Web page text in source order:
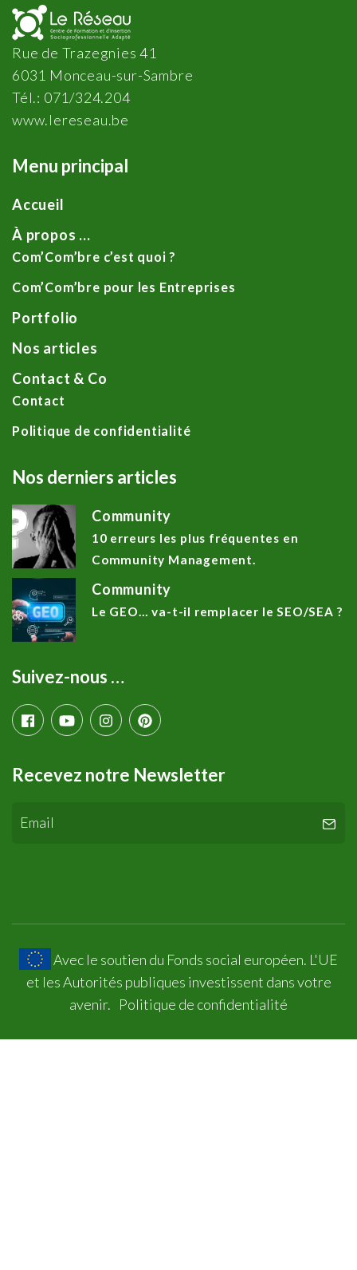
Rue de Trazegnies 41
6031 Monceau-sur-Sambre
Tél.: 071/324.204
www.lereseau.be
Menu principal
Accueil
À propos …
Com’Com’bre c’est quoi ?
Com’Com’bre pour les Entreprises
Portfolio
Nos articles
Contact & Co
Contact
Politique de confidentialité
Nos derniers articles
Community
10 erreurs les plus fréquentes en
Community Management.
Community
Le GEO… va-t-il remplacer le SEO/SEA ?
Suivez-nous …
Recevez notre Newsletter
Avec le soutien du Fonds social européen. L'UE
et les Autorités publiques investissent dans votre
avenir. Politique de confidentialité